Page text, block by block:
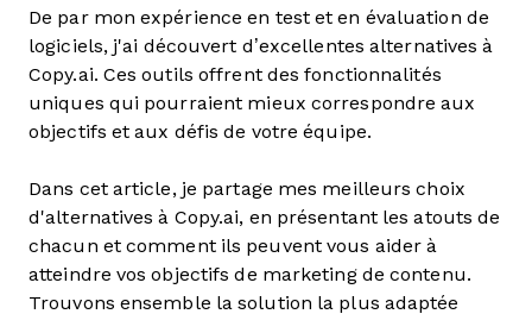
De par mon expérience en test et en évaluation de
logiciels, j'ai découvert d’excellentes alternatives à
Copy.ai. Ces outils offrent des fonctionnalités
uniques qui pourraient mieux correspondre aux
objectifs et aux défis de votre équipe.
Dans cet article, je partage mes meilleurs choix
d'alternatives à Copy.ai, en présentant les atouts de
chacun et comment ils peuvent vous aider à
atteindre vos objectifs de marketing de contenu.
Trouvons ensemble la solution la plus adaptée